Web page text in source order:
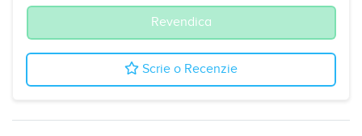
Revendica
Scrie o Recenzie